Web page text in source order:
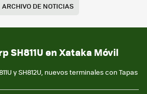
ARCHIVO DE NOTICIAS
SH811U en Xataka Móvil
y SH812U, nuevos terminales con Tapas